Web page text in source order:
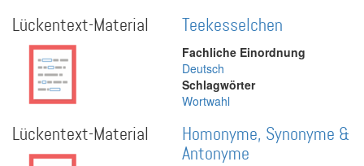
Lückentext-Material Teekesselchen
Fachliche Einordnung
Deutsch
Schlagwörter
Wortwahl
Lückentext-Material
Homonyme, Synonyme &
Antonyme